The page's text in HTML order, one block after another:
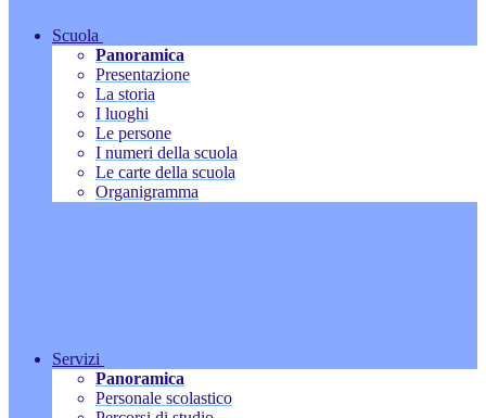
Scuola
Panoramica
Presentazione
La storia
I luoghi
Le persone
I numeri della scuola
Le carte della scuola
Organigramma
Servizi
Panoramica
Personale scolastico